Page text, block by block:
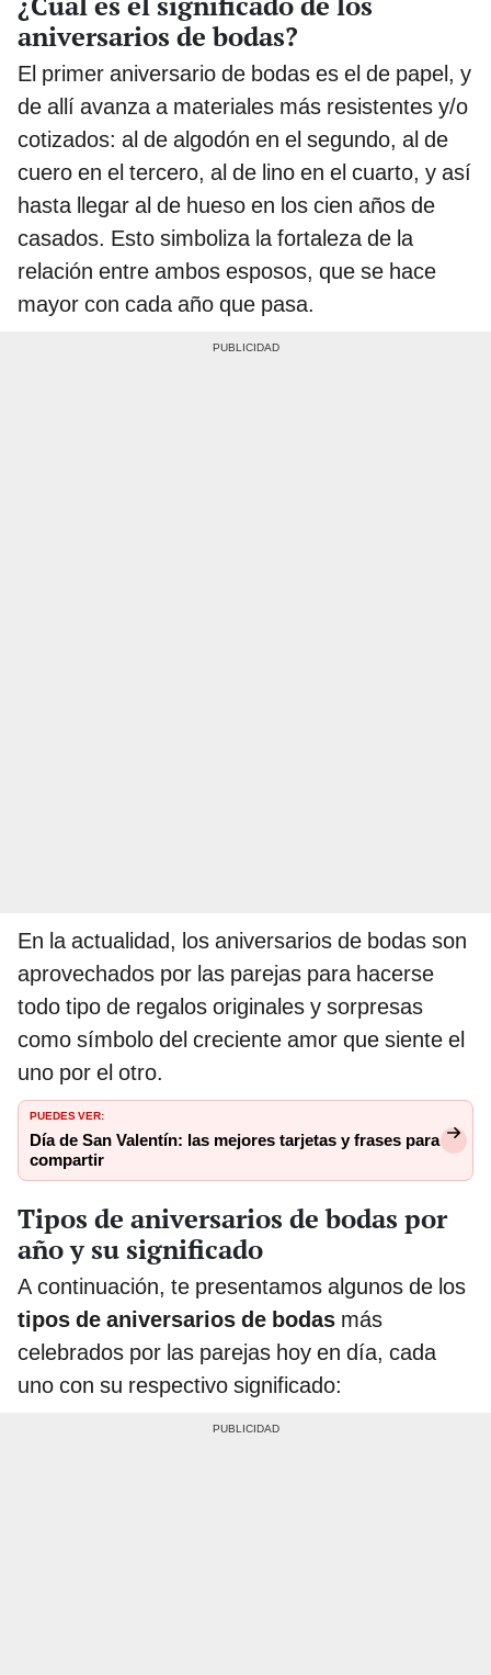
aniversarios de bodas?
El primer aniversario de bodas es el de papel, y
de allí avanza a materiales más resistentes y/o
cotizados: al de algodón en el segundo, al de
cuero en el tercero, al de lino en el cuarto, y así
hasta llegar al de hueso en los cien años de
casados. Esto simboliza la fortaleza de la
relación entre ambos esposos, que se hace
mayor con cada año que pasa.
En la actualidad, los aniversarios de bodas son
aprovechados por las parejas para hacerse
todo tipo de regalos originales y sorpresas
como símbolo del creciente amor que siente el
uno por el otro.
PUEDES VER:
Día de San Valentín: las mejores tarjetas y frases para
compartir
Tipos de aniversarios de bodas por
año y su significado
A continuación, te presentamos algunos de los
tipos de aniversarios de bodas más
celebrados por las parejas hoy en día, cada
uno con su respectivo significado: